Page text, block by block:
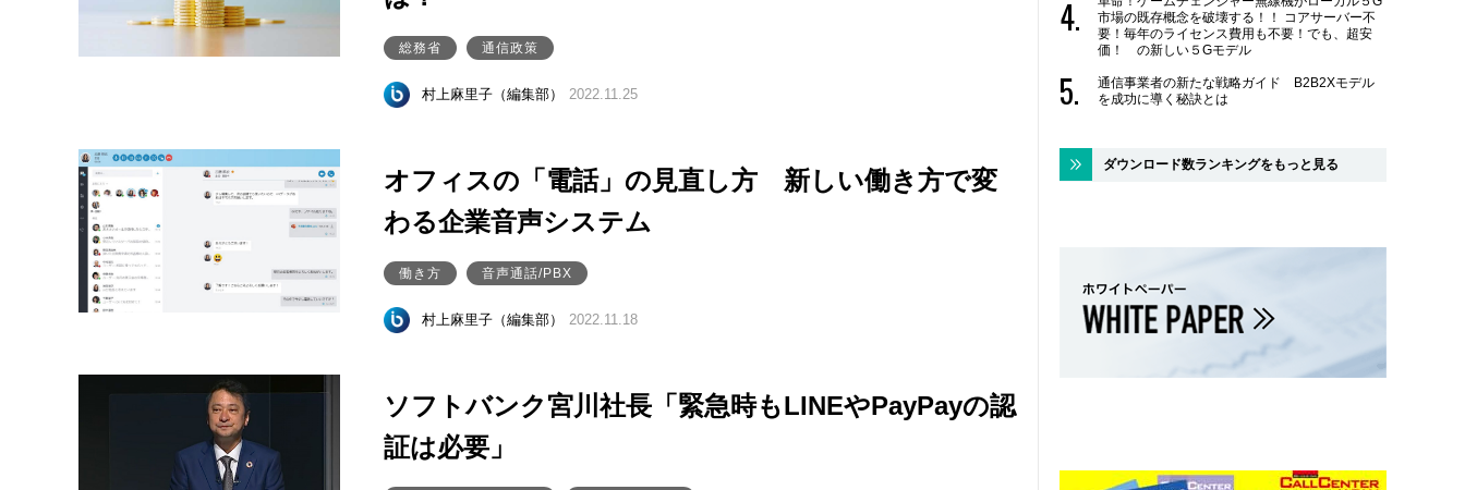
総務省 通信政策
村上麻里子（編集部） 2022.11.25
オフィスの「電話」の見直し方 新しい働き方で変
わる企業音声システム
働き方 音声通話/PBX
村上麻里子（編集部） 2022.11.18
ソフトバンク宮川社長「緊急時もLINEやPayPayの認
証は必要」
市場の既存概念を破壊する！！ コアサーバー不
要！毎年のライセンス費用も不要！でも、超安
価！ の新しい５Gモデル
通信事業者の新たな戦略ガイド B2B2Xモデル
を成功に導く秘訣とは
ダウンロード数ランキングをもっと見る